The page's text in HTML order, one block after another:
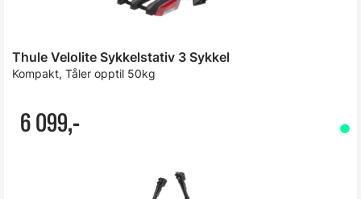
Thule Velolite Sykkelstativ 3 Sykkel
Kompakt, Tåler opptil 50kg
6 099,-